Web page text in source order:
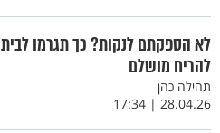
לא הספקתם לנקות? כך תגרמו לבית
להריח מושלם
תהילה כהן
28.04.26 | 17:34